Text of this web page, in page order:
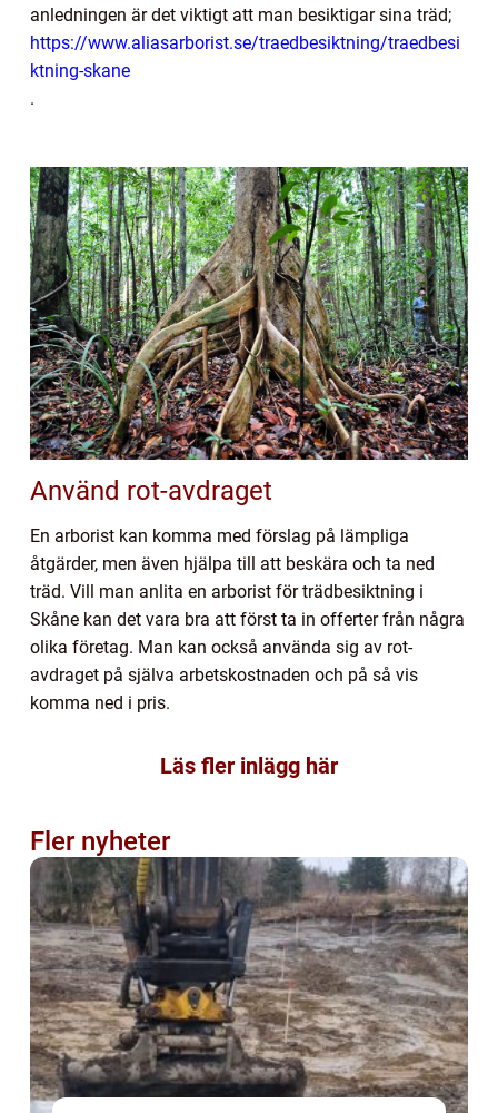
anledningen är det viktigt att man besiktigar sina träd;
https://www.aliasarborist.se/traedbesiktning/traedbesi
ktning-skane
.
Använd rot-avdraget
En arborist kan komma med förslag på lämpliga
åtgärder, men även hjälpa till att beskära och ta ned
träd. Vill man anlita en arborist för trädbesiktning i
Skåne kan det vara bra att först ta in offerter från några
olika företag. Man kan också använda sig av rot-
avdraget på själva arbetskostnaden och på så vis
komma ned i pris.
Läs fler inlägg här
Fler nyheter